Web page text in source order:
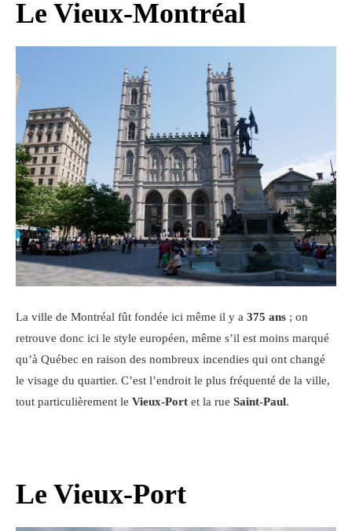
Le Vieux-Montréal
La ville de Montréal fût fondée ici même il y a 375 ans ; on
retrouve donc ici le style européen, même s’il est moins marqué
qu’à Québec en raison des nombreux incendies qui ont changé
le visage du quartier. C’est l’endroit le plus fréquenté de la ville,
tout particulièrement le Vieux-Port et la rue Saint-Paul.
Le Vieux-Port